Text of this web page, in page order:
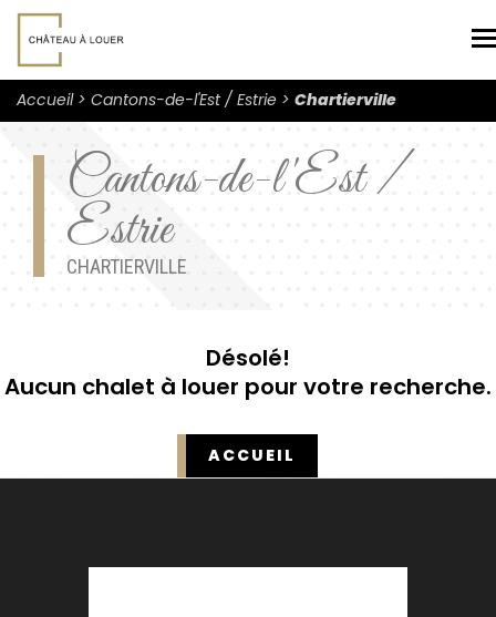
Accueil Cantons-de-l'Est / Estrie Chartierville
Cantons-de-l'Est /
Estrie
CHARTIERVILLE
Désolé!
Aucun chalet à louer pour votre recherche.
ACCUEIL